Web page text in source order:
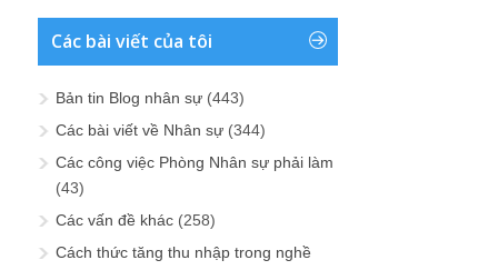
Các bài viết của tôi
Bản tin Blog nhân sự (443)
Các bài viết về Nhân sự (344)
Các công việc Phòng Nhân sự phải làm
(43)
Các vấn đề khác (258)
Cách thức tăng thu nhập trong nghề